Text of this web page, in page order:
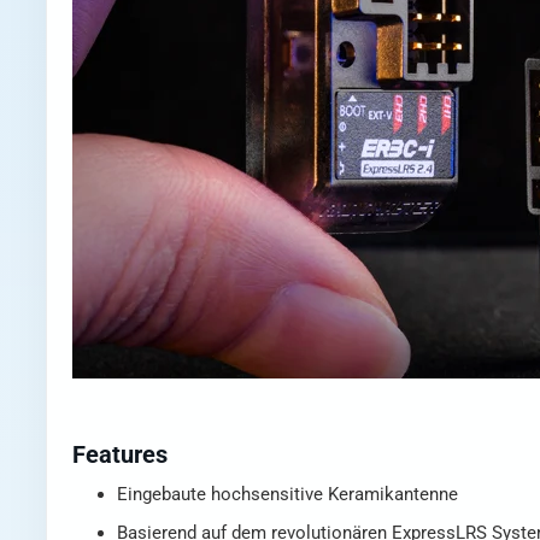
Features
Eingebaute hochsensitive Keramikantenne
Basierend auf dem revolutionären ExpressLRS